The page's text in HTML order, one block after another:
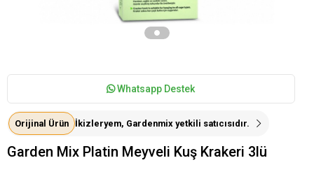
Whatsapp Destek
Orijinal Ürün İkizleryem, Gardenmix yetkili satıcısıdır.
Garden Mix Platin Meyveli Kuş Krakeri 3lü